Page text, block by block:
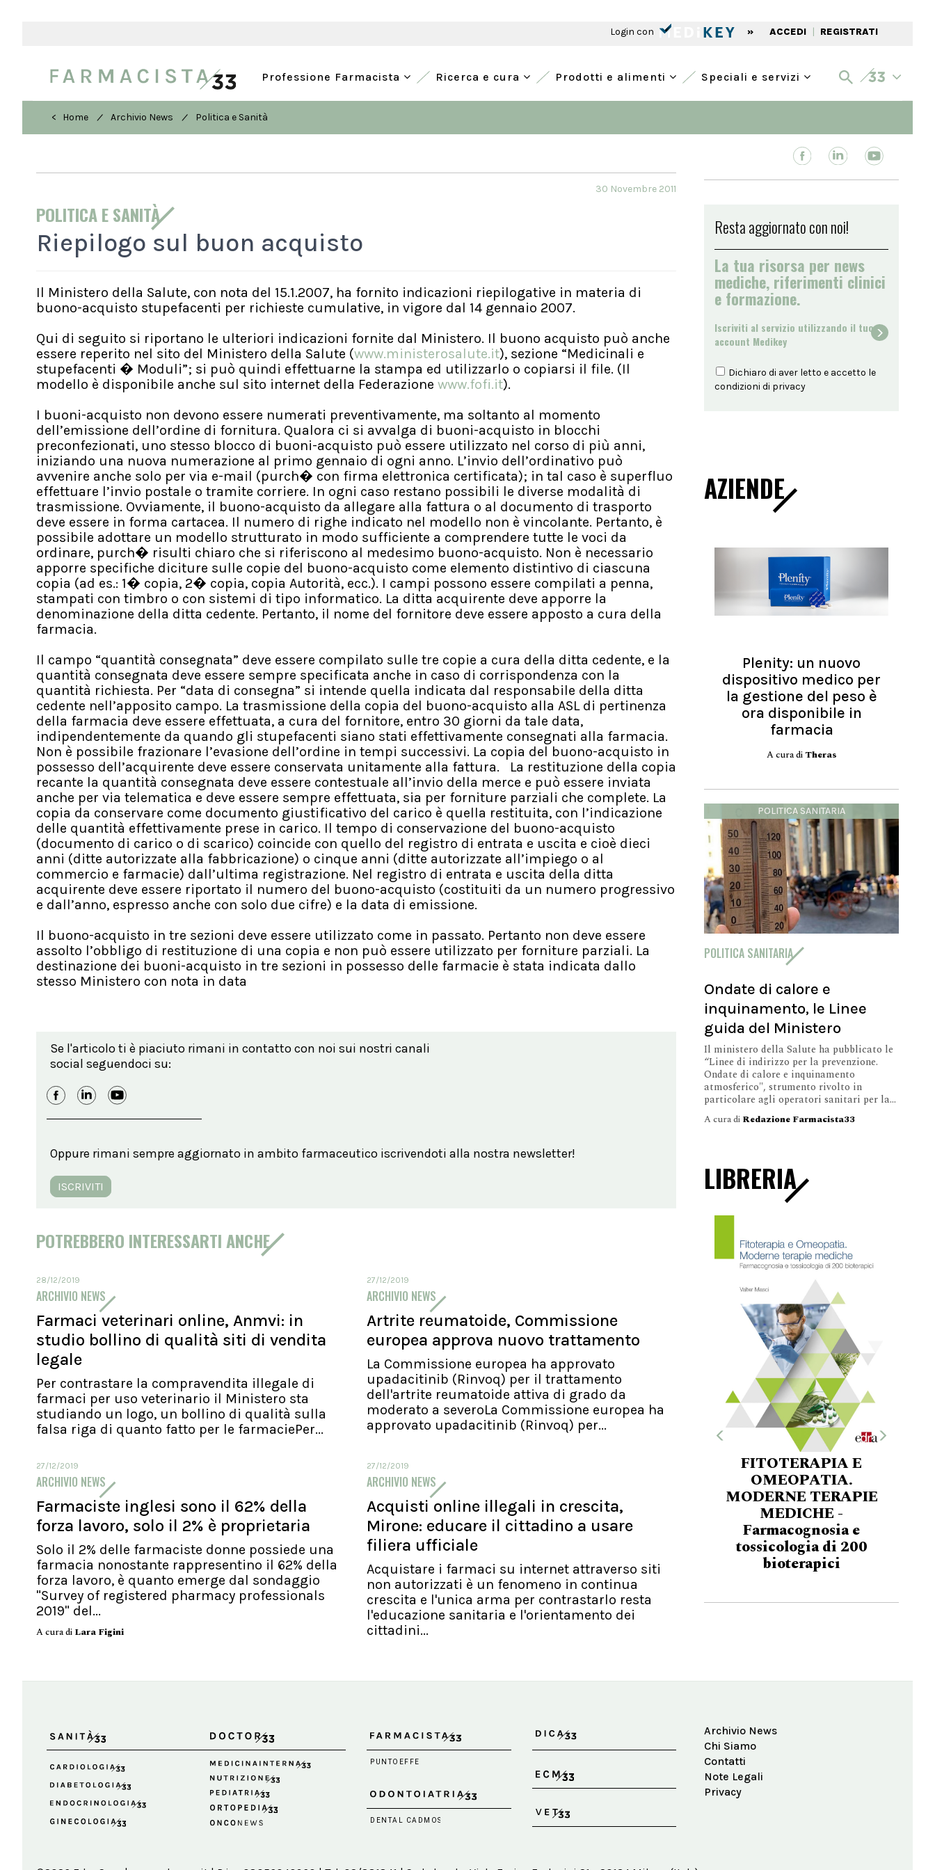
Login con » ACCEDI | REGISTRATI
Professione Farmacista Ricerca e cura Prodotti e alimenti Speciali e servizi
< Home / Archivio News / Politica e Sanità
POLITICA E SANITÀ
30 Novembre 2011
Riepilogo sul buon acquisto
Il Ministero della Salute, con nota del 15.1.2007, ha fornito indicazioni riepilogative in materia di
buono-acquisto stupefacenti per richieste cumulative, in vigore dal 14 gennaio 2007.
Qui di seguito si riportano le ulteriori indicazioni fornite dal Ministero. Il buono acquisto può anche
essere reperito nel sito del Ministero della Salute (www.ministerosalute.it), sezione “Medicinali e
stupefacenti � Moduli”; si può quindi effettuarne la stampa ed utilizzarlo o copiarsi il file. (Il
modello è disponibile anche sul sito internet della Federazione www.fofi.it).
I buoni-acquisto non devono essere numerati preventivamente, ma soltanto al momento
dell’emissione dell’ordine di fornitura. Qualora ci si avvalga di buoni-acquisto in blocchi
preconfezionati, uno stesso blocco di buoni-acquisto può essere utilizzato nel corso di più anni,
iniziando una nuova numerazione al primo gennaio di ogni anno. L’invio dell’ordinativo può
avvenire anche solo per via e-mail (purch� con firma elettronica certificata); in tal caso è superfluo
effettuare l’invio postale o tramite corriere. In ogni caso restano possibili le diverse modalità di
trasmissione. Ovviamente, il buono-acquisto da allegare alla fattura o al documento di trasporto
deve essere in forma cartacea. Il numero di righe indicato nel modello non è vincolante. Pertanto, è
possibile adottare un modello strutturato in modo sufficiente a comprendere tutte le voci da
ordinare, purch� risulti chiaro che si riferiscono al medesimo buono-acquisto. Non è necessario
apporre specifiche diciture sulle copie del buono-acquisto come elemento distintivo di ciascuna
copia (ad es.: 1� copia, 2� copia, copia Autorità, ecc.). I campi possono essere compilati a penna,
stampati con timbro o con sistemi di tipo informatico. La ditta acquirente deve apporre la
denominazione della ditta cedente. Pertanto, il nome del fornitore deve essere apposto a cura della
farmacia.
Il campo “quantità consegnata” deve essere compilato sulle tre copie a cura della ditta cedente, e la
quantità consegnata deve essere sempre specificata anche in caso di corrispondenza con la
quantità richiesta. Per “data di consegna” si intende quella indicata dal responsabile della ditta
cedente nell’apposito campo. La trasmissione della copia del buono-acquisto alla ASL di pertinenza
della farmacia deve essere effettuata, a cura del fornitore, entro 30 giorni da tale data,
indipendentemente da quando gli stupefacenti siano stati effettivamente consegnati alla farmacia.
Non è possibile frazionare l’evasione dell’ordine in tempi successivi. La copia del buono-acquisto in
possesso dell’acquirente deve essere conservata unitamente alla fattura. La restituzione della copia
recante la quantità consegnata deve essere contestuale all’invio della merce e può essere inviata
anche per via telematica e deve essere sempre effettuata, sia per forniture parziali che complete. La
copia da conservare come documento giustificativo del carico è quella restituita, con l’indicazione
delle quantità effettivamente prese in carico. Il tempo di conservazione del buono-acquisto
(documento di carico o di scarico) coincide con quello del registro di entrata e uscita e cioè dieci
anni (ditte autorizzate alla fabbricazione) o cinque anni (ditte autorizzate all’impiego o al
commercio e farmacie) dall’ultima registrazione. Nel registro di entrata e uscita della ditta
acquirente deve essere riportato il numero del buono-acquisto (costituiti da un numero progressivo
e dall’anno, espresso anche con solo due cifre) e la data di emissione.
Il buono-acquisto in tre sezioni deve essere utilizzato come in passato. Pertanto non deve essere
assolto l’obbligo di restituzione di una copia e non può essere utilizzato per forniture parziali. La
destinazione dei buoni-acquisto in tre sezioni in possesso delle farmacie è stata indicata dallo
stesso Ministero con nota in data
Se l'articolo ti è piaciuto rimani in contatto con noi sui nostri canali
social seguendoci su:
Oppure rimani sempre aggiornato in ambito farmaceutico iscrivendoti alla nostra newsletter!
ISCRIVITI
POTREBBERO INTERESSARTI ANCHE
28/12/2019
ARCHIVIO NEWS
Farmaci veterinari online, Anmvi: in
studio bollino di qualità siti di vendita
legale
Per contrastare la compravendita illegale di
farmaci per uso veterinario il Ministero sta
studiando un logo, un bollino di qualità sulla
falsa riga di quanto fatto per le farmaciePer...
27/12/2019
ARCHIVIO NEWS
Artrite reumatoide, Commissione
europea approva nuovo trattamento
La Commissione europea ha approvato
upadacitinib (Rinvoq) per il trattamento
dell'artrite reumatoide attiva di grado da
moderato a severoLa Commissione europea ha
approvato upadacitinib (Rinvoq) per...
27/12/2019
ARCHIVIO NEWS
Farmaciste inglesi sono il 62% della
forza lavoro, solo il 2% è proprietaria
Solo il 2% delle farmaciste donne possiede una
farmacia nonostante rappresentino il 62% della
forza lavoro, è quanto emerge dal sondaggio
"Survey of registered pharmacy professionals
2019" del...
A cura di Lara Figini
27/12/2019
ARCHIVIO NEWS
Acquisti online illegali in crescita,
Mirone: educare il cittadino a usare
filiera ufficiale
Acquistare i farmaci su internet attraverso siti
non autorizzati è un fenomeno in continua
crescita e l'unica arma per contrastarlo resta
l'educazione sanitaria e l'orientamento dei
cittadini...
Resta aggiornato con noi!
La tua risorsa per news
mediche, riferimenti clinici
e formazione.
Iscriviti al servizio utilizzando il tuo
account Medikey
Dichiaro di aver letto e accetto le
condizioni di privacy
AZIENDE
Plenity: un nuovo
dispositivo medico per
la gestione del peso è
ora disponibile in
farmacia
A cura di Theras
POLITICA SANITARIA
POLITICA SANITARIA
Ondate di calore e
inquinamento, le Linee
guida del Ministero
Il ministero della Salute ha pubblicato le
“Linee di indirizzo per la prevenzione.
Ondate di calore e inquinamento
atmosferico", strumento rivolto in
particolare agli operatori sanitari per la...
A cura di Redazione Farmacista33
LIBRERIA
FITOTERAPIA E
OMEOPATIA.
MODERNE TERAPIE
MEDICHE -
Farmacognosia e
tossicologia di 200
bioterapici
Archivio News
Chi Siamo
Contatti
Note Legali
Privacy